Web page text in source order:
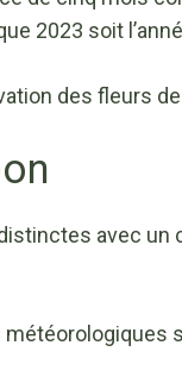
2023 soit
des fleurs
avec un